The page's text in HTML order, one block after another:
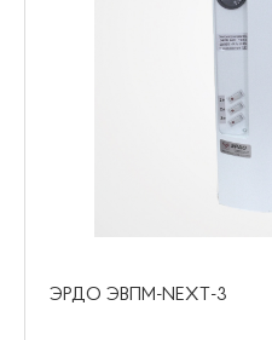
ЭРДО ЭВПМ-NEXT-3